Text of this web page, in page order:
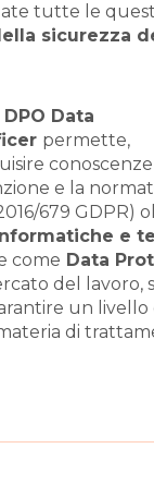
tutte le
sicurezza
Data
permette,
e la
679 GDPR)
e
come Data
del lavoro,
un livello
di